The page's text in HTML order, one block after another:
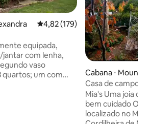
4,82 de uma avaliação média de
4,82 (179)
equipada,
jantar com lenha,
vaso
quartos; um com
Cabana ⋅ Mount
Casa de campo
oásis de jardim
Mia's Uma joia do campo em um jardim
bem cuidado O
localizado no